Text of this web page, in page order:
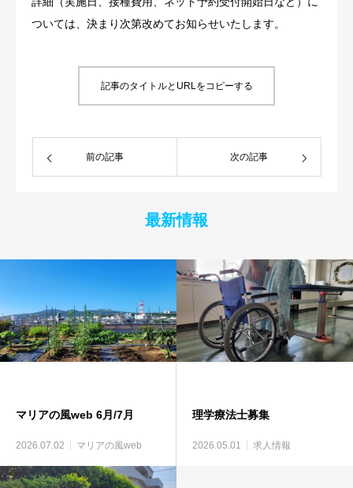
ついては、決まり次第改めてお知らせいたします。
記事のタイトルとURLをコピーする
前の記事 次の記事
最新情報
マリアの風web 6月/7月
2026.07.02 マリアの風web
理学療法士募集
2026.05.01 求人情報